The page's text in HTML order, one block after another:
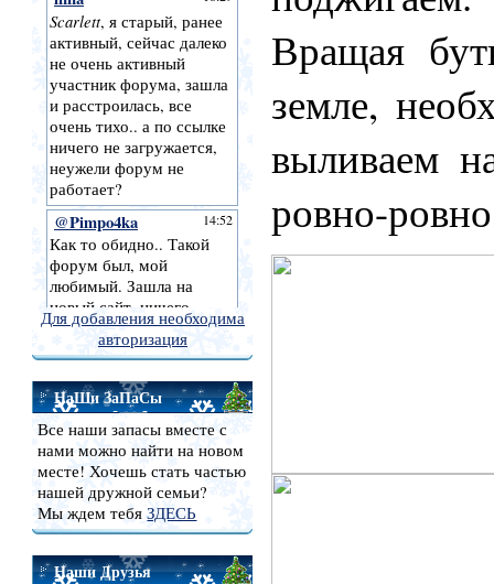
Для добавления необходима
авторизация
НаШи ЗаПаСы
Все наши запасы вместе с
нами можно найти на новом
месте! Хочешь стать частью
нашей дружной семьи?
Мы ждем тебяЗДЕСЬ
Наши Друзья
Вращая
земле,
выливаем
ровно-